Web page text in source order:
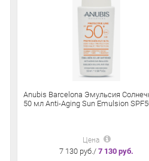
Anubis Barcelona Эмульсия
50 мл Anti-Aging Sun Emulsion
Цена
7 130 руб./7 130 руб.